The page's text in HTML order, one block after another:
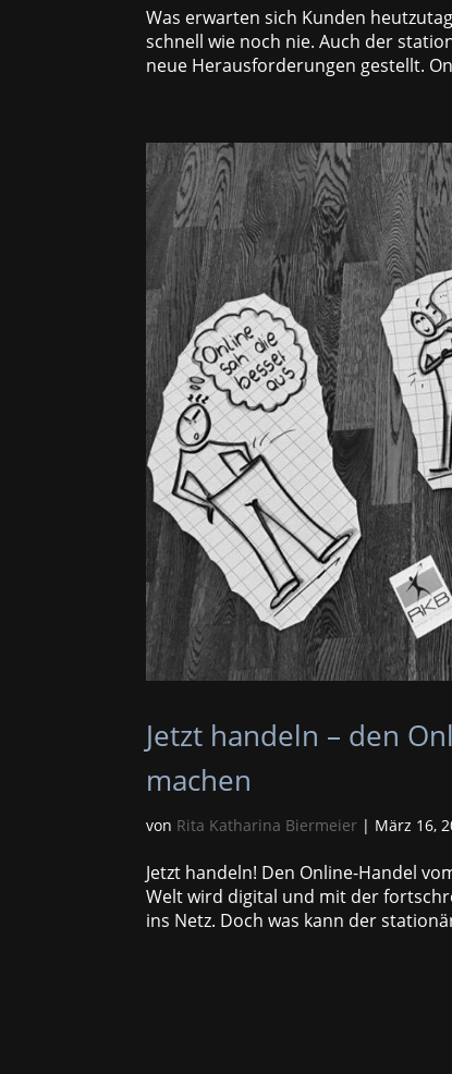
Was erwarten sich Kunden
schnell wie noch nie. Auch der
neue Herausforderungen gestellt.
Jetzt handeln – den
machen
von Rita Katharina Biermeier | März 16,
Jetzt handeln! Den Online-Handel
Welt wird digital und mit der
ins Netz. Doch was kann der